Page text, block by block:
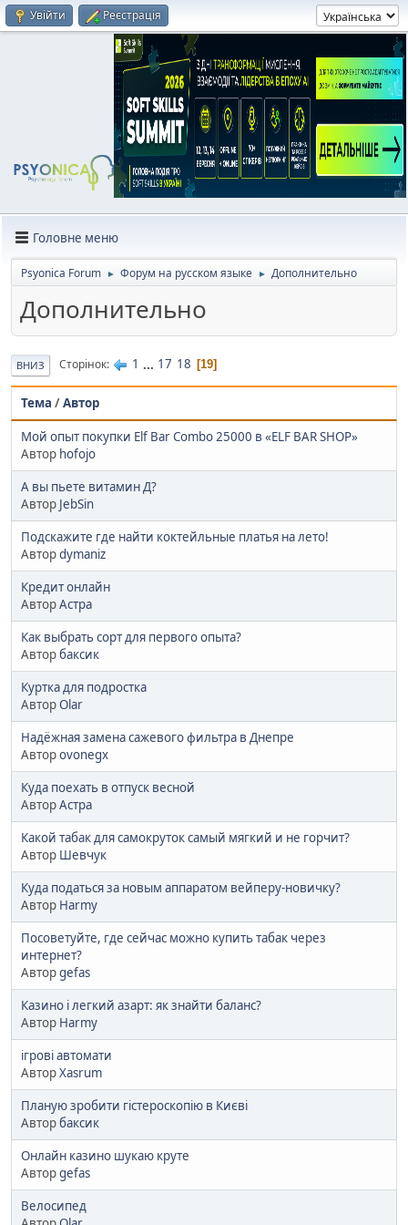
Увійти Реєстрація
Головне меню
Psyonica Forum ► Форум на русском языке ► Дополнительно
Дополнительно
ВНИЗ Сторінок 1 ... 17 18 19
Тема /Автор
Мой опыт покупки Elf Bar Combo 25000 в «ELF BAR SHOP»
Автор hofojo
А вы пьете витамин Д?
Автор JebSin
Подскажите где найти коктейльные платья на лето!
Авторdymaniz
Кредит онлайн
АвторАстра
Как выбрать сорт для первого опыта?
Авторбаксик
Куртка для подростка
АвторOlar
Надёжная замена сажевого фильтра в Днепре
Авторovonegx
Куда поехать в отпуск весной
АвторАстра
Какой табак для самокруток самый мягкий и не горчит?
Автор Шевчук
Куда податься за новым аппаратом вейперу-новичку?
Автор Harmy
Посоветуйте, где сейчас можно купить табак через
интернет?
Авторgefas
Казино і легкий азарт: як знайти баланс?
Автор Harmy
ігрові автомати
АвторXasrum
Планую зробити гістероскопію в Києві
Авторбаксик
Онлайн казино шукаю круте
Авторgefas
Велосипед